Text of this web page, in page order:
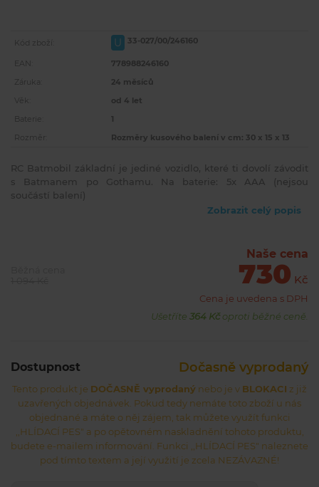
Kód zboží: U 33-027/00/246160
EAN:
778988246160
Záruka:
24 měsíců
Věk:
od 4 let
Baterie:
1
Rozměr:
Rozměry kusového balení v cm: 30 x 15 x 13
RC Batmobil základní je jediné vozidlo, které ti dovolí závodit
s Batmanem po Gothamu. Na baterie: 5x AAA (nejsou
součástí balení)
Zobrazit celý popis
Naše cena
730 Kč
Cena je uvedena s DPH
Ušetříte 364 Kčoproti běžné ceně.
Dostupnost Dočasně vyprodaný
Tento produkt je DOČASNĚ vyprodaný nebo je v BLOKACI z již
uzavřených objednávek. Pokud tedy nemáte toto zboží u nás
objednané a máte o něj zájem, tak můžete využít funkci
,,HLÍDACÍ PES" a po opětovném naskladnění tohoto produktu,
budete e-mailem informování. Funkci ,,HLÍDACÍ PES" naleznete
pod tímto textem a její využití je zcela NEZÁVAZNÉ!